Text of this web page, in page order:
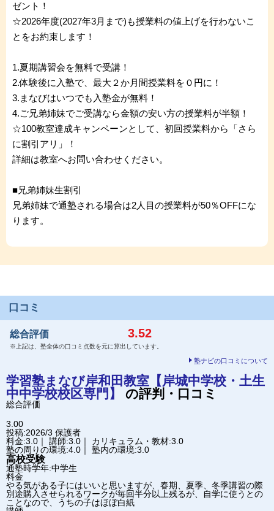
ゼント！
☆2026年度(2027年3月まで)も授業料の値上げを行わないこ
とをお約束します！
1.夏期講習会を無料で受講！
2.体験後に入塾で、最大２か月間授業料を０円に！
3.まなびはいつでも入塾金が無料！
4.ご兄弟姉妹でご受講なら金額の安い方の授業料が半額！
☆100教室達成キャンペーンとして、初回授業料から「さら
に割引アリ」！
詳細は教室へお問い合わせください。
■兄弟姉妹生割引
兄弟姉妹で通塾される場合は2人目の授業料が50％OFFにな
ります。
口コミ
総合評価 3.52
※上記は、塾全体の口コミ点数を元に算出しています。
塾ナビの口コミについて
学習塾まなび岸和田教室【岸城中学校・土生
中中学校校区専門】
の評判・口コミ
総合評価
3.00
投稿:2026/3 保護者
料金:3.0｜ 講師:3.0｜ カリキュラム・教材:3.0
塾の周りの環境:4.0｜ 塾内の環境:3.0
高校受験
通塾時学年:中学生
料金
やる気がある子にはいいと思いますが、春期、夏季、冬季講習の際
別途購入させられるワークが毎回半分以上残るが、自学に使うとの
ことなので、うちの子はほぼ白紙